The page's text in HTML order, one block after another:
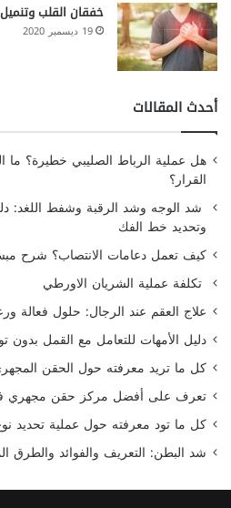
خفقان القلب
19 ديسمبر 2020
أحدث المقالات
هل عملية الرباط الصليبي خطيرة؟ ما
القرار؟
شد الوجه وشد الرقبة وشفط اللغد:
وتحديد خط الفك
كيف تعمل دعامات الانتصاب؟ شرح
تكلفة عملية الشريان الاورطي
علاج العقم عند الرجال: حلول فعالة
دليل الأمهات للتعامل مع القمل بدون
كل ما تريد معرفته حول الحقن
تعرف على أفضل مركز حقن مجهري في
كل ما تود معرفته حول عملية تحديد
شد البطن: التعريف والفوائد والطرق